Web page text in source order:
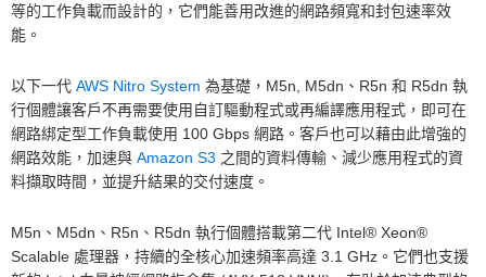
等的工作負載而設計的，它們能善用改進的網路頻寬和封包速率效
能。
以下一代 AWS Nitro System 為基礎，M5n, M5dn、R5n 和 R5dn 執
行個體讓客戶不再需要使用自訂驅動程式或再編譯應用程式，即可在
網路綁定型工作負載使用 100 Gbps 網路。客戶也可以藉由此增強的
網路效能，加速與 Amazon S3 之間的資料傳輸、減少應用程式的資
料擷取時間，並提升結果的交付速度。
M5n、M5dn、R5n、R5dn 執行個體搭載第二代 Intel® Xeon®
Scalable 處理器，持續的全核心加速頻率高達 3.1 GHz。它們也支援